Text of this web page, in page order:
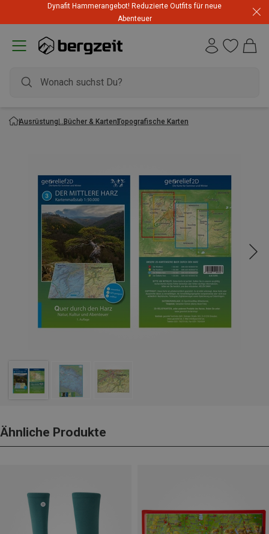
Dynafit Hammerangebot! Reduzierte Outfits für neue
Abenteuer
Ausrüstung Bücher & KartenTopografische Karten
Ähnliche Produkte